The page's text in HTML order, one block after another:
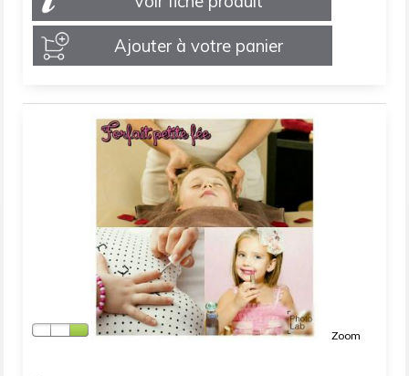
Ajouter à votre panier
Zoom